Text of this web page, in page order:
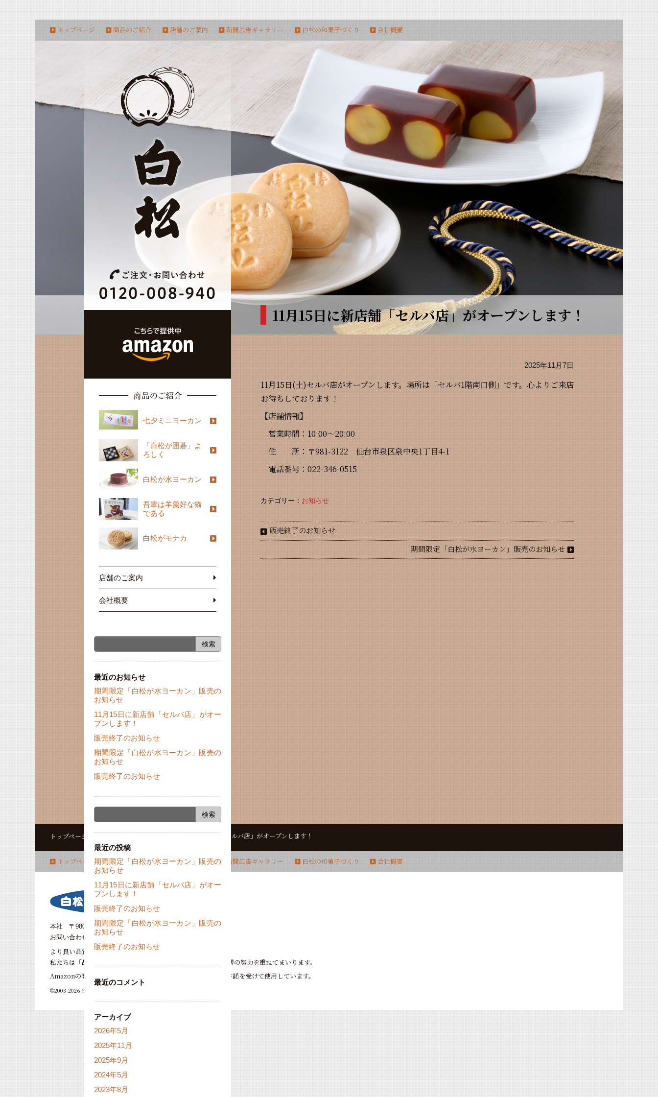
トップページ 商品のご紹介 店舗のご案内 新聞広告ギャラリー 白松の和菓子づくり 会社概要
七夕ミニヨーカン
「白松が囲碁」よ
ろしく
白松が水ヨーカン
吾輩は羊羹好な猫
である
白松がモナカ
店舗のご案内
会社概要
最近のお知らせ
期間限定「白松が水ヨーカン」販売の
お知らせ
11月15日に新店舗「セルバ店」がオー
プンします！
販売終了のお知らせ
期間限定「白松が水ヨーカン」販売の
お知らせ
販売終了のお知らせ
最近の投稿
期間限定「白松が水ヨーカン」販売の
お知らせ
11月15日に新店舗「セルバ店」がオー
プンします！
販売終了のお知らせ
期間限定「白松が水ヨーカン」販売の
お知らせ
販売終了のお知らせ
最近のコメント
アーカイブ
2026年5月
2025年11月
2025年9月
2024年5月
2023年8月
11月15日に新店舗「セルバ店」がオープンします！
2025年11月7日
11月15日(土)セルバ店がオープンします。場所は「セルバ1階南口側」です。心よりご来店
お待ちしております！
【店舗情報】
営業時間：10:00～20:00
住 所：〒981-3122 仙台市泉区泉中央1丁目4-1
電話番号：022-346-0515
カテゴリー： お知らせ
販売終了のお知らせ
期間限定「白松が水ヨーカン」販売のお知らせ
トップページ お知らせ お知らせ 11月15日に新店舗「セルバ店」がオープンします！
トップページ 商品のご紹介 店舗のご案内 新聞広告ギャラリー 白松の和菓子づくり 会社概要
本社 〒980-0804 仙台市青葉区大町2-8-23
お問い合わせ電話番号：022-222-8940
より良い品質のお菓子をお客様のもとへ。
私たちは「品質は語る…」を合言葉にこれまでもこれからも一層の努力を重ねてまいります。
Amazonの商標は、Amazon.com, Inc. またはその関係者から許諾を受けて使用しています。
©2003-2026 Shiromatsu ga Monaka Honpo Co., ltd